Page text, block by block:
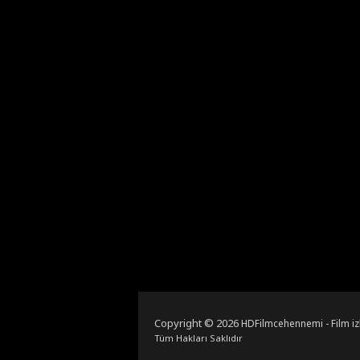
Copyright © 2026HDFilmcehennemi - Film
Tüm Hakları Saklıdır